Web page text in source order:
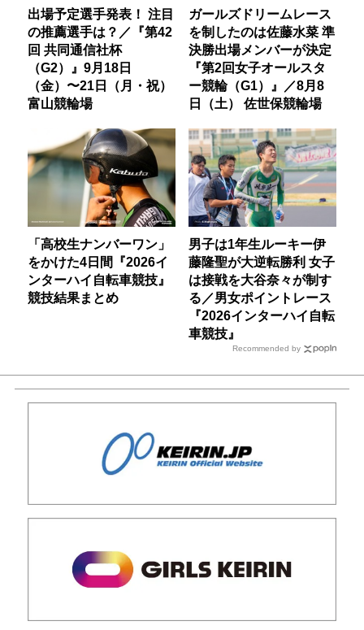
出場予定選手発表！ 注目
の推薦選手は？／『第42
回 共同通信社杯
（G2）』9月18日
（金）〜21日（月・祝）
富山競輪場
ガールズドリームレース
を制したのは佐藤水菜 準
決勝出場メンバーが決定
『第2回女子オールスタ
ー競輪（G1）』／8月8
日（土） 佐世保競輪場
「高校生ナンバーワン」
をかけた4日間『2026イ
ンターハイ自転車競技』
競技結果まとめ
男子は1年生ルーキー伊
藤隆聖が大逆転勝利 女子
は接戦を大谷奈々が制す
る／男女ポイントレース
『2026インターハイ自転
車競技』
Recommended by